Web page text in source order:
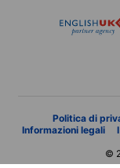
Politica di
Informazioni legali
©